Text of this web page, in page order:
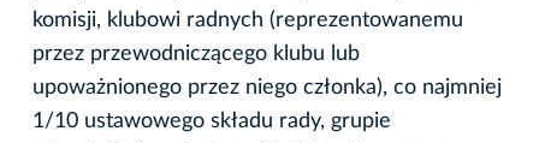
komisji, klubowi radnych (reprezentowanemu
przez przewodniczącego klubu lub
upoważnionego przez niego członka), co najmniej
1/10 ustawowego składu rady, grupie